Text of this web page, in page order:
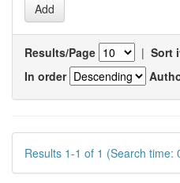
Results/Page | Sort
In order
Results 1-1 of 1 (Search time: